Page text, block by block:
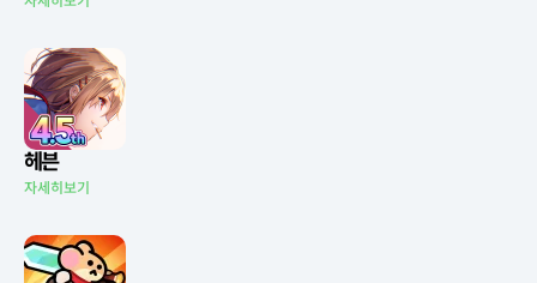
헤븐
자세히보기